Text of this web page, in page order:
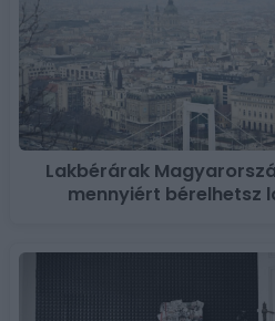
Lakbérárak
mennyiért bérelhetsz